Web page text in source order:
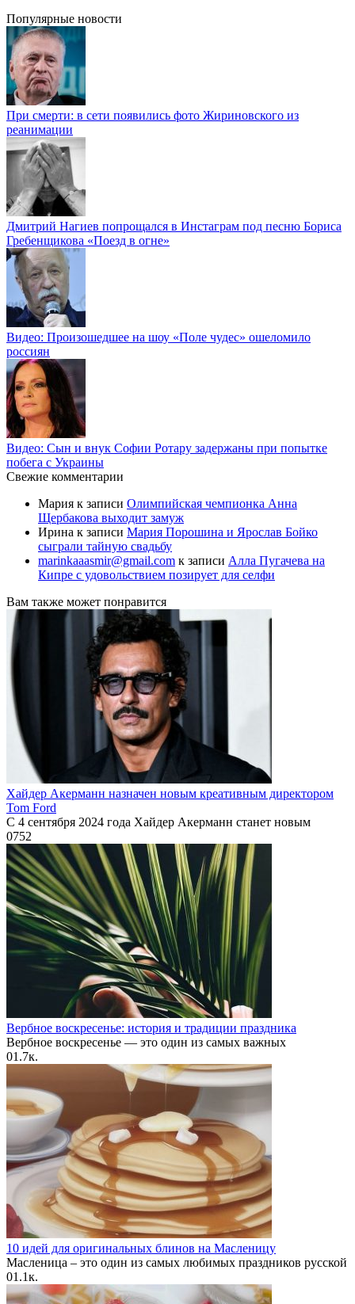
Популярные новости
При смерти: в сети появились фото Жириновского из
реанимации
Дмитрий Нагиев попрощался в Инстаграм под песню Бориса
Гребенщикова «Поезд в огне»
Видео: Произошедшее на шоу «Поле чудес» ошеломило
россиян
Видео: Сын и внук Софии Ротару задержаны при попытке
побега с Украины
Свежие комментарии
Мария к записи Олимпийская чемпионка Анна
Щербакова выходит замуж
Ирина к записи Мария Порошина и Ярослав Бойко
сыграли тайную свадьбу
marinkaaasmir@gmail.com к записи Алла Пугачева на
Кипре с удовольствием позирует для селфи
Вам также может понравится
Хайдер Акерманн назначен новым креативным директором
Tom Ford
С 4 сентября 2024 года Хайдер Акерманн станет новым
0752
Вербное воскресенье: история и традиции праздника
Вербное воскресенье — это один из самых важных
01.7к.
10 идей для оригинальных блинов на Масленицу
Масленица – это один из самых любимых праздников русской
01.1к.